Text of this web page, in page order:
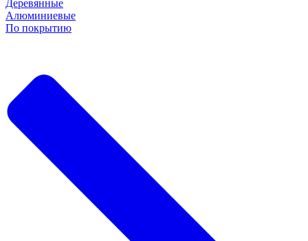
Деревянные
Алюминиевые
По покрытию